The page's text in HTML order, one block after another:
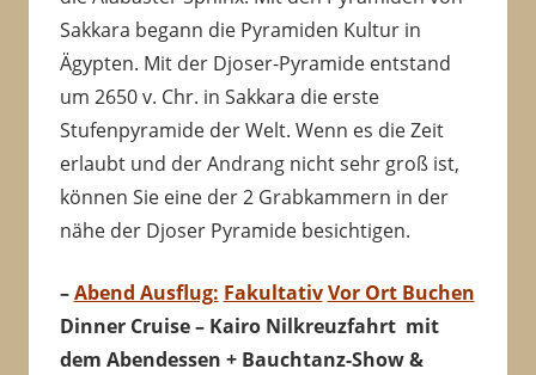
Sakkara begann die Pyramiden Kultur in
Ägypten. Mit der Djoser-Pyramide entstand
um 2650 v. Chr. in Sakkara die erste
Stufenpyramide der Welt. Wenn es die Zeit
erlaubt und der Andrang nicht sehr groß ist,
können Sie eine der 2 Grabkammern in der
nähe der Djoser Pyramide besichtigen.
–Abend Ausflug: Fakultativ Vor Ort Buchen
Dinner Cruise – Kairo Nilkreuzfahrt mit
dem Abendessen + Bauchtanz-Show &